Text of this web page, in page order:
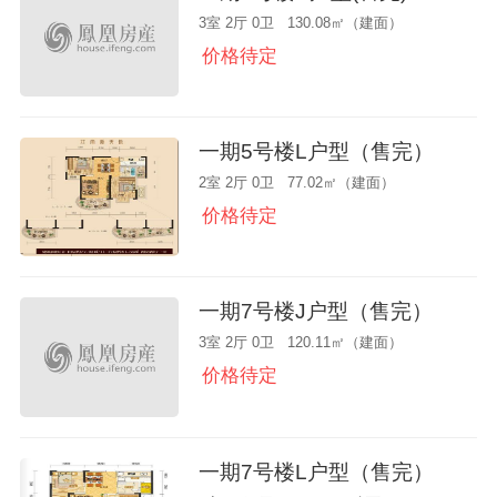
3室 2厅 0卫 130.08㎡（建面）
价格待定
一期5号楼L户型（售完）
2室 2厅 0卫 77.02㎡（建面）
价格待定
一期7号楼J户型（售完）
3室 2厅 0卫 120.11㎡（建面）
价格待定
一期7号楼L户型（售完）